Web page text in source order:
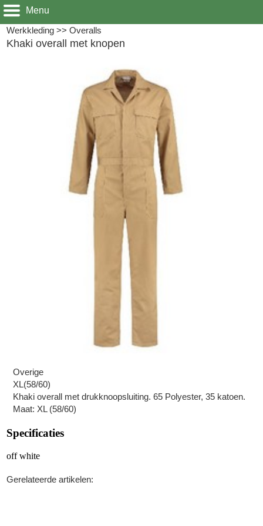
Menu
Werkkleding >>Overalls
Khaki overall met knopen
Overige
XL(58/60)
Khaki overall met drukknoopsluiting. 65 Polyester, 35 katoen.
Maat: XL (58/60)
Specificaties
off white
Gerelateerde artikelen: